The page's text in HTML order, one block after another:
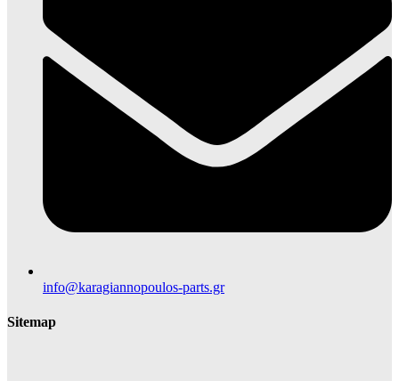
info@karagiannopoulos-parts.gr
Sitemap